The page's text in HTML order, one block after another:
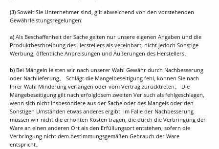
(3) Soweit Sie Unternehmer sind, gilt abweichend von den vorstehenden
Gewährleistungsregelungen:
a) Als Beschaffenheit der Sache gelten nur unsere eigenen Angaben und die
Produktbeschreibung des Herstellers als vereinbart, nicht jedoch Sonstige
Werbung, öffentliche Anpreisungen und Äußerungen des Herstellers。
b) Bei Mängeln leisten wir nach unserer Wahl Gewähr durch Nachbesserung
oder Nachlieferung。 Schlägt die Mangelbeseitigung fehl, können Sie nach
Ihrer Wahl Minderung verlangen oder vom Vertrag zurücktreten。 Die
Mängebeseitigung gilt nach erfolglosem zweiten Ver such als fehlgeschlagen,
wenn sich nicht insbesondere aus der Sache oder des Mangels oder den
Sonstigen Umständen etwas anderes ergibt. Im Falle der Nachbesserung
müssen wir nicht die erhöhten Kosten tragen, die durch die Verbringung der
Ware an einen anderen Ort als den Erfüllungsort entstehen, sofern die
Verbringung nicht dem bestimmungsgemäßen Gebrauch der Ware
entspricht。